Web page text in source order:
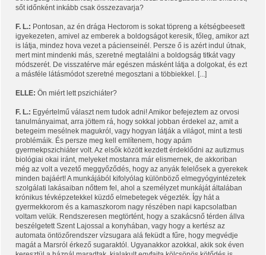
sőt időnként inkább csak összezavarja?
F. L.: Pontosan, az én drága Hectorom is sokat töpreng a kétségbeesett
igyekezeten, amivel az emberek a boldogságot keresik, főleg, amikor azt
is látja, mindez hova vezet a pácienseinél. Persze ő is azért indul útnak,
mert mint mindenki más, szeretné megtalálni a boldogság titkát vagy
módszerét. De visszatérve már egészen másként látja a dolgokat, és ezt
a másféle látásmódot szeretné megosztani a többiekkel. [...]
ELLE: Ön miért lett pszichiáter?
F. L.: Egyértelmű választ nem tudok adni! Amikor befejeztem az orvosi
tanulmányaimat, arra jöttem rá, hogy sokkal jobban érdekel az, amit a
betegeim mesélnek magukról, vagy hogyan látják a világot, mint a testi
problémáik. És persze meg kell említenem, hogy apám
gyermekpszichiáter volt. Az elsők között kezdett érdeklődni az autizmus
biológiai okai iránt, melyeket mostanra már elismernek, de akkoriban
még az volt a vezető meggyőződés, hogy az anyák felelősek a gyerekek
minden bajáért! A munkájából kifolyólag különböző elmegyógyintézetek
szolgálati lakásaiban nőttem fel, ahol a személyzet munkáját általában
krónikus tévképzetekkel küzdő elmebetegek végezték. Így hát a
gyermekkorom és a kamaszkorom nagy részében napi kapcsolatban
voltam velük. Rendszeresen megtörtént, hogy a szakácsnő térden állva
beszélgetett Szent Lajossal a konyhában, vagy hogy a kertész az
automata öntözőrendszer vízsugara alá feküdt a fűre, hogy megvédje
magát a Marsról érkező sugaraktól. Ugyanakkor azokkal, akik sok éven